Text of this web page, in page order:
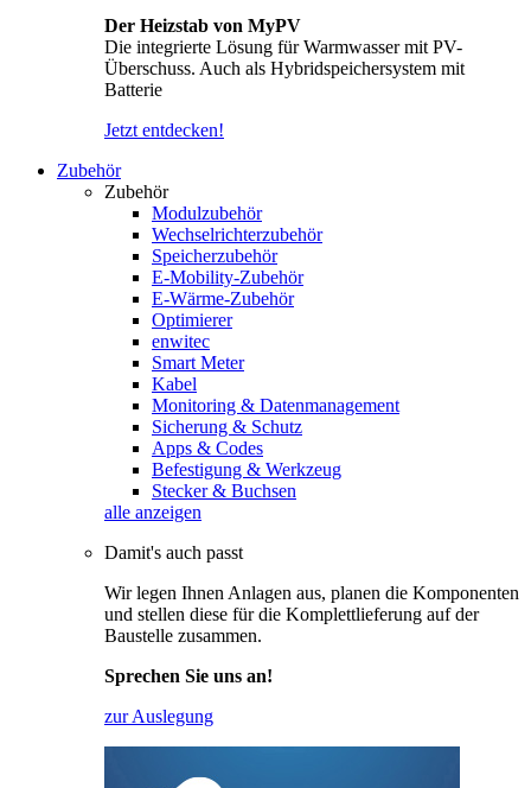
Der Heizstab von MyPV
Die integrierte Lösung für Warmwasser mit PV-
Überschuss. Auch als Hybridspeichersystem mit
Batterie
Jetzt entdecken!
Zubehör
Zubehör
Modulzubehör
Wechselrichterzubehör
Speicherzubehör
E-Mobility-Zubehör
E-Wärme-Zubehör
Optimierer
enwitec
Smart Meter
Kabel
Monitoring & Datenmanagement
Sicherung & Schutz
Apps & Codes
Befestigung & Werkzeug
Stecker & Buchsen
alle anzeigen
Damit's auch passt
Wir legen Ihnen Anlagen aus, planen die Komponenten
und stellen diese für die Komplettlieferung auf der
Baustelle zusammen.
Sprechen Sie uns an!
zur Auslegung